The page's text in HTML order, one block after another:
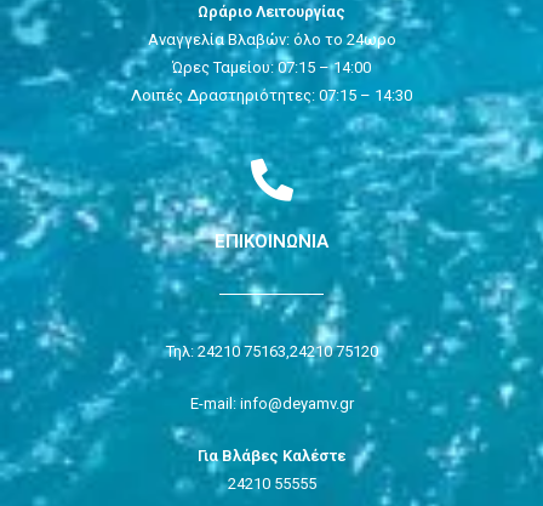
Ωράριο Λειτουργίας
Αναγγελία Βλαβών: όλο το 24ωρο
Ώρες Ταμείου: 07:15 – 14:00
Λοιπές Δραστηριότητες: 07:15 – 14:30
ΕΠΙΚΟΙΝΩΝΙΑ
Τηλ: 24210 75163, 24210 75120
E-mail: info@deyamv.gr
Για Βλάβες Καλέστε
24210 55555